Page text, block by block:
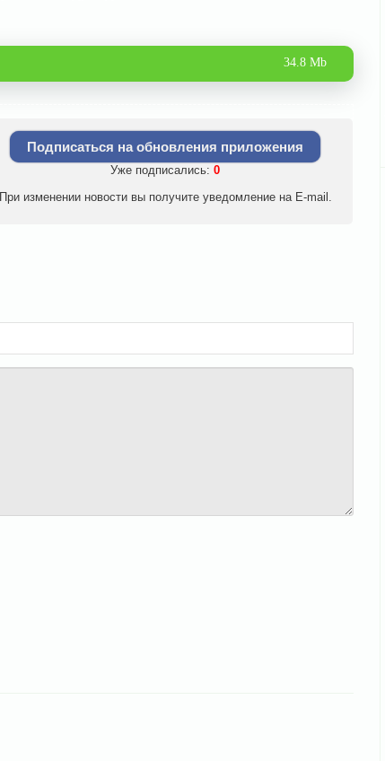
34.8 Mb
Подписаться на обновления приложения
Уже подписались: 0
При изменении новости вы получите уведомление на E-mail.